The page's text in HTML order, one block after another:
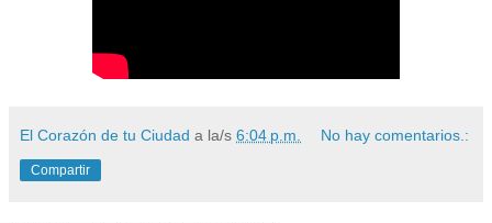
El Corazón de tu Ciudad a la/s 6:04 p.m. No hay comentarios.:
Compartir